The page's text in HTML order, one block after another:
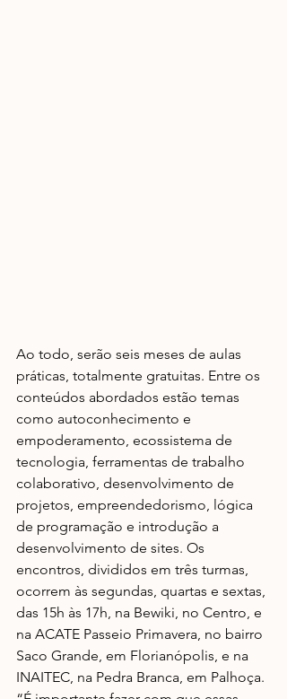
Ao todo, serão seis meses de aulas
práticas, totalmente gratuitas. Entre os
conteúdos abordados estão temas
como autoconhecimento e
empoderamento, ecossistema de
tecnologia, ferramentas de trabalho
colaborativo, desenvolvimento de
projetos, empreendedorismo, lógica
de programação e introdução a
desenvolvimento de sites. Os
encontros, divididos em três turmas,
ocorrem às segundas, quartas e sextas,
das 15h às 17h, na Bewiki, no Centro, e
na ACATE Passeio Primavera, no bairro
Saco Grande, em Florianópolis, e na
INAITEC, na Pedra Branca, em Palhoça.